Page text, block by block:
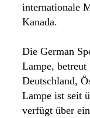
internationale
Kanada.
Die German
Lampe, betreut
Deutschland,
Lampe ist seit
verfügt über